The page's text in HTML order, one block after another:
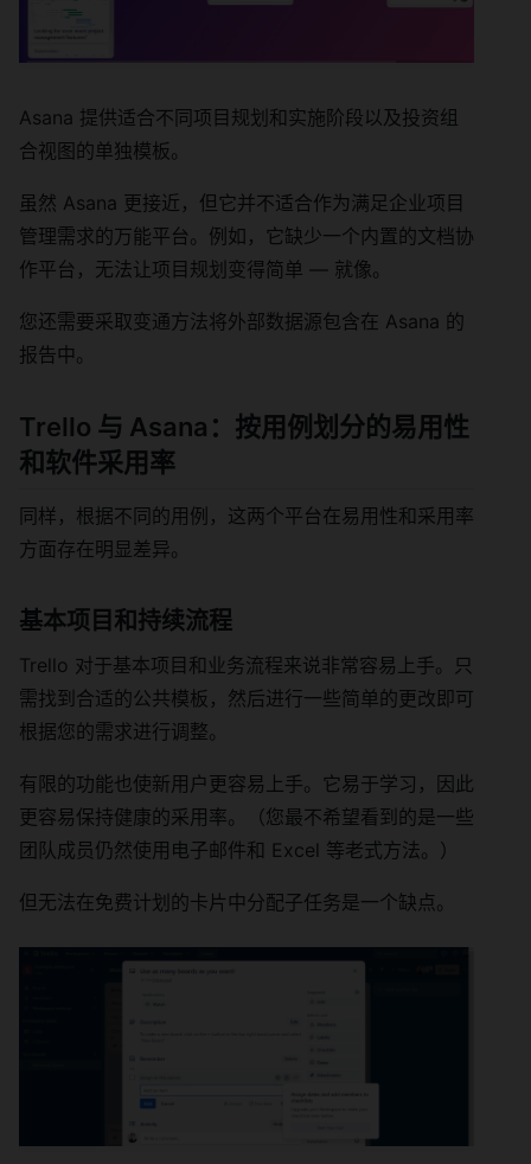
Asana 提供适合不同项目规划和实施阶段以及投资组
合视图的单独模板。
虽然 Asana 更接近，但它并不适合作为满足企业项目
管理需求的万能平台。例如，它缺少一个内置的文档协
作平台，无法让项目规划变得简单 — 就像。
您还需要采取变通方法将外部数据源包含在 Asana 的
报告中。
Trello 与 Asana：按用例划分的易用性
和软件采用率
同样，根据不同的用例，这两个平台在易用性和采用率
方面存在明显差异。
基本项目和持续流程
Trello 对于基本项目和业务流程来说非常容易上手。只
需找到合适的公共模板，然后进行一些简单的更改即可
根据您的需求进行调整。
有限的功能也使新用户更容易上手。它易于学习，因此
更容易保持健康的采用率。（您最不希望看到的是一些
团队成员仍然使用电子邮件和 Excel 等老式方法。）
但无法在免费计划的卡片中分配子任务是一个缺点。